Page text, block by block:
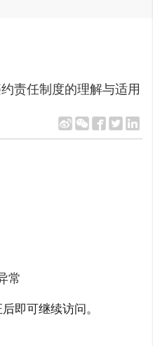
责任制度的理解与适用
常
即可继续访问。